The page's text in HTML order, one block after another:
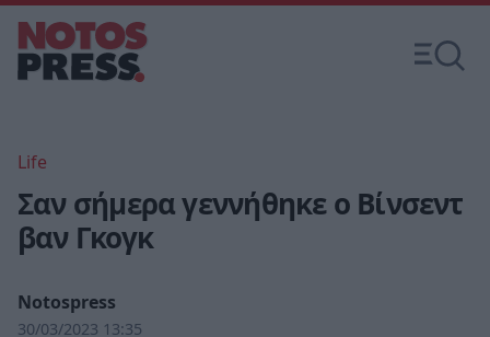
Life
Σαν σήμερα γεννήθηκε ο Βίνσεντ
βαν Γκογκ
Notospress
30/03/2023 13:35